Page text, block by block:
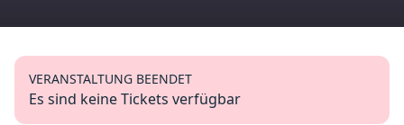
VERANSTALTUNG BEENDET
Es sind keine Tickets verfügbar